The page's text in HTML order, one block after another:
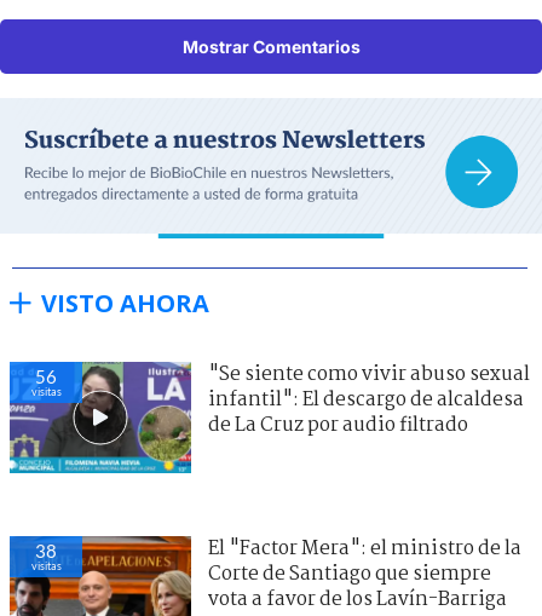
Mostrar Comentarios
VISTO AHORA
56
visitas
"Se siente como vivir abuso sexual
infantil": El descargo de alcaldesa
de La Cruz por audio filtrado
38
visitas
El "Factor Mera": el ministro de la
Corte de Santiago que siempre
vota a favor de los Lavín-Barriga